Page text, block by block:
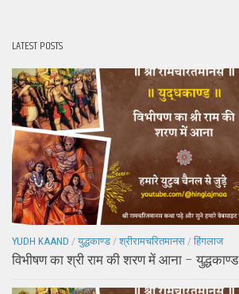
LATEST POSTS
YUDH KAAND / युद्धकाण्ड / श्रीरामचरितमानस / हिंगलाज
विभीषण का श्री राम की शरण में आना – युद्धकाण्ड